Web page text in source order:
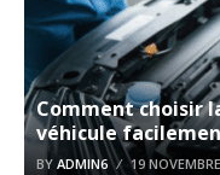
Comment choisir
véhicule
BY ADMIN6 19